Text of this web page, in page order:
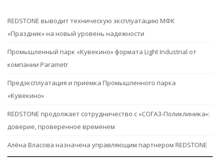
REDSTONE выводит техническую эксплуатацию МФК
«Праздник» на новый уровень надежности
Промышленный парк «Кувекино» формата Light Industrial от
компании Parametr
Предэксплуатация и приемка Промышленного парка
«Кувекино»
REDSTONE продолжает сотрудничество с «СОГАЗ-Поликлиника»:
доверие, проверенное временем
Алёна Власова назначена управляющим партнером REDSTONE